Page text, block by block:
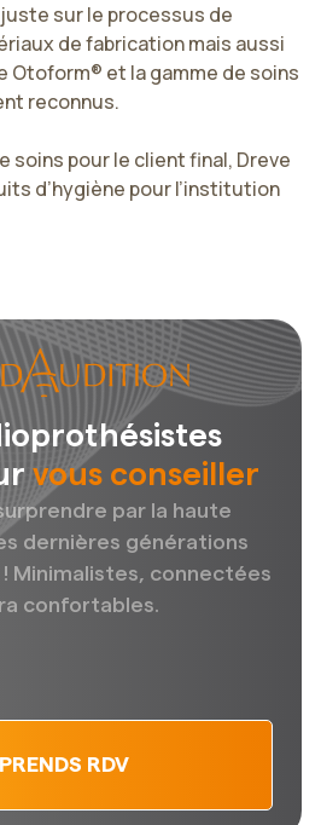
juste sur le processus de
de fabrication mais aussi
Otoform® et la gamme de soins
reconnus.
soins pour le client final, Dreve
d’hygiène pour l’institution
vous conseiller
par la haute
dernières générations
Minimalistes, connectées
confortables.
RDV